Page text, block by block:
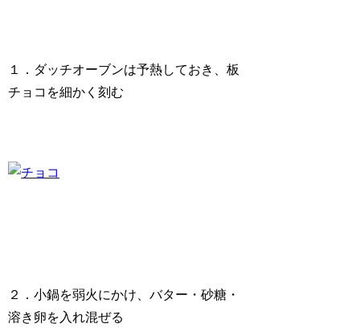
１．ダッチオーブンは予熱しておき、板
チョコを細かく刻む
２．小鍋を弱火にかけ、バター・砂糖・
溶き卵を入れ混ぜる